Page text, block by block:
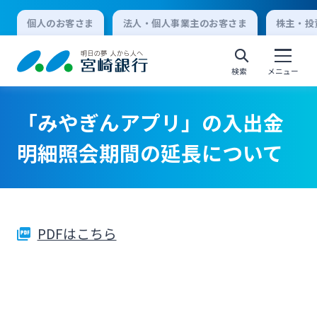
個人のお客さま 法人・個人事業主のお客さま 株主・
検索 メニュー
個人向けインターネットバンキング
ログオン
法人向けインターネットバンキング
「みやぎんアプリ」の入出金
明細照会期間の延長について
PDFはこちら